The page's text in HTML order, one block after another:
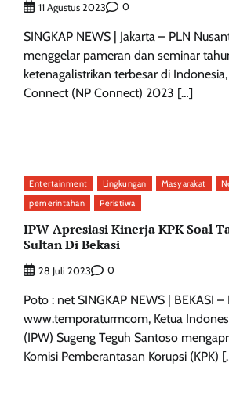
11 Agustus 2023 0
SINGKAP NEWS | Jakarta – PLN
menggelar pameran dan seminar
ketenagalistrikan terbesar di
Connect (NP Connect) 2023 […]
Entertainment Lingkungan Masyarakat
pemerintahan
Peristiwa
IPW Apresiasi Kinerja KPK Soal
Sultan Di Bekasi
28 Juli 2023 0
Poto : net SINGKAP NEWS | BEKASI
www.temporaturmcom, Ketua
(IPW) Sugeng Teguh Santoso
Komisi Pemberantasan Korupsi (KPK)